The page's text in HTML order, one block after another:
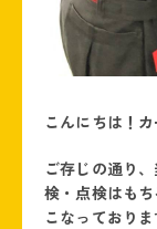
こんにちは！
ご存じの通り
検・点検はも